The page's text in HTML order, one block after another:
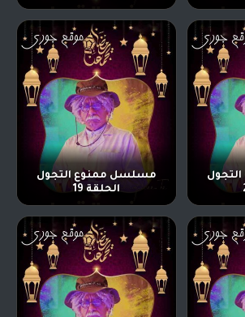
مسلسل ممنوع التجول
الحلقة 19